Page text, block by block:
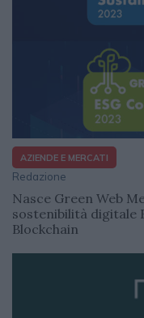
AZIENDE E MERCATI
Redazione
Nasce Green Web
sostenibilità digitale
Blockchain